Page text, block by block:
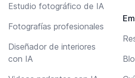
Estudio fotográfico de IA
Fotografías profesionales
Diseñador de interiores
con IA